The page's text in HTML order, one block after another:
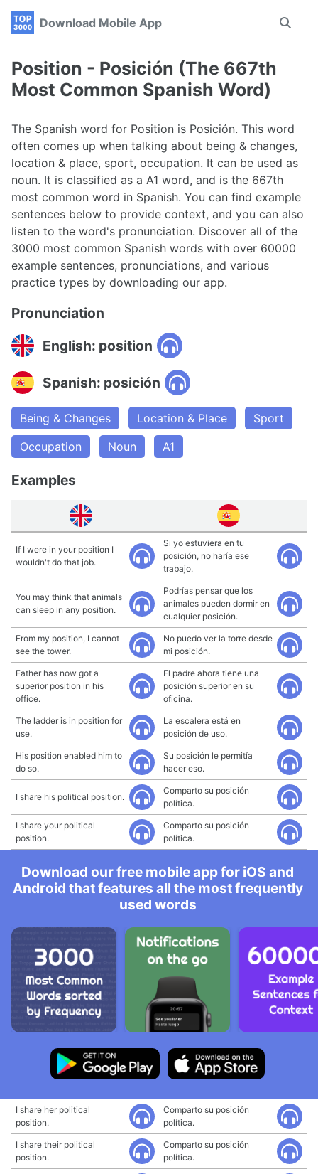
Skip
navigation
Skip
Skip
Download Mobile App
Toggle
Position - Posición (The 667th
Most Common Spanish Word)
The Spanish word for Position is Posición. This word
often comes up when talking about being & changes,
location & place, sport, occupation. It can be used as
noun. It is classified as a A1 word, and is the 667th
most common word in Spanish. You can find example
sentences below to provide context, and you can also
listen to the word's pronunciation. Discover all of the
3000 most common Spanish words with over 60000
example sentences, pronunciations, and various
practice types by downloading our app.
Pronunciation
English: position
Spanish: posición
Being & Changes Location & Place
Sport
Occupation
Noun A1
Examples
If I were in your position I
wouldn't do that job.
Si yo estuviera en tu
posición, no haría ese
trabajo.
You may think that animals
can sleep in any position.
Podrías pensar que los
animales pueden dormir en
cualquier posición.
From my position, I cannot
see the tower.
No puedo ver la torre desde
mi posición.
Father has now got a
superior position in his
office.
El padre ahora tiene una
posición superior en su
oficina.
The ladder is in position for
use.
La escalera está en
posición de uso.
His position enabled him to
do so.
Su posición le permitía
hacer eso.
I share his political position.
Comparto su posición
política.
I share your political
position.
Comparto su posición
política.
Download our free mobile app for iOS and
Android that features all the most frequently
used words
I share her political
position.
Comparto su posición
política.
I share their political
position.
Comparto su posición
política.